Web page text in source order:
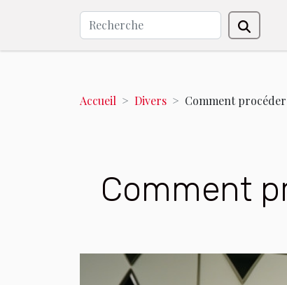
Accueil Divers Comment
Comment